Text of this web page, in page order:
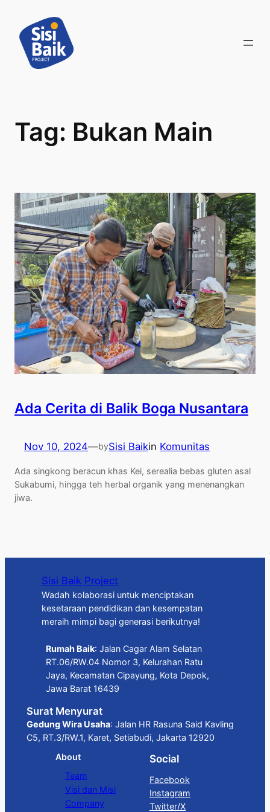
content
Tag: Bukan Main
Ada Cerita di Balik Boga Nusantara
Nov 10, 2024—bySisi Baikin Komunitas
Ada singkong beracun khas Kei, serealia bebas gluten asal
Sukabumi, hingga teh herbal organik yang menenangkan
jiwa.
Sisi Baik Project
Wadah kolaborasi untuk menciptakan
kesetaraan pendidikan dan kesempatan
meraih mimpi bagi generasi berikutnya!
Rumah Baik: Jalan Cagar Alam Selatan
RT.06/RW.04 Nomor 3, Kelurahan Ratu
Jaya, Kecamatan Cipayung, Kota Depok,
Jawa Barat 16439
Surat Menyurat
Gedung Wira Usaha: Jalan HR Rasuna Said Kavling
C5, RT.3/RW.1, Karet, Setiabudi, Jakarta 12920
About
Team
Visi dan Misi
Company
Social
Facebook
Instagram
Twitter/X